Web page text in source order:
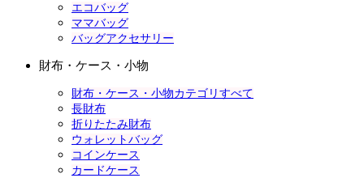
エコバッグ
ママバッグ
バッグアクセサリー
財布・ケース・小物
財布・ケース・小物カテゴリすべて
長財布
折りたたみ財布
ウォレットバッグ
コインケース
カードケース